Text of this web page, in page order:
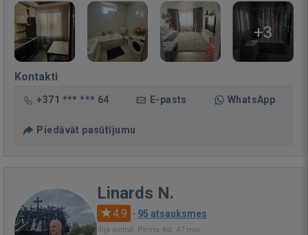
+3
Kontakti
+371 *** *** 64 E-pasts WhatsApp
Piedāvāt pasūtījumu
Linards N.
4.9 · 95 atsauksmes
Bija vietnē: Pirms 4st. 47 min.